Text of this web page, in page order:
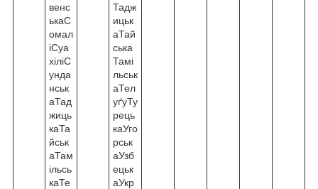
венс
ькаС
омал
іСуа
хіліС
унда
нськ
аТад
жиць
каТа
йськ
аТам
ільсь
каТе
Тадж
ицьк
аТай
ська
Тамі
льськ
аТел
уґуТу
рець
каУго
рськ
аУзб
ецьк
аУкр